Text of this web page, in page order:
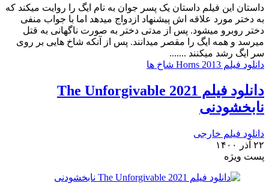
داستان این فیلم داستان یک پسر جوان به نام ایگ را روایت میکند که
به دختر مورد علاقه اش پیشنهاد ازدواج میدهد اما با جواب منفی
دختر روبرو میشود. پس از مدتی دختر به صورت ناگهانی به قتل
میرسد و همه ایگ را مقصر میدانند. پس از آنکه شاخ هایی بر روی
سر ایگ رشد میکنند .......
دانلود فیلم Horns 2013 شاخ ها
دانلود فیلم The Unforgivable 2021
نابخشودنی
دانلود فیلم خارجی
۲۲ آذر ۱۴۰۰
پست ويژه